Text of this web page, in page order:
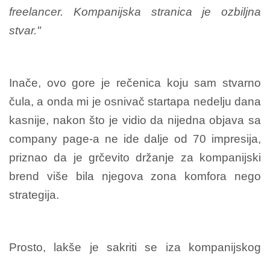
freelancer. Kompanijska stranica je ozbiljna
stvar."
Inače, ovo gore je rečenica koju sam stvarno
čula, a onda mi je osnivač startapa nedelju dana
kasnije, nakon što je vidio da nijedna objava sa
company page-a ne ide dalje od 70 impresija,
priznao da je grčevito držanje za kompanijski
brend više bila njegova zona komfora nego
strategija.
Prosto, lakše je sakriti se iza kompanijskog